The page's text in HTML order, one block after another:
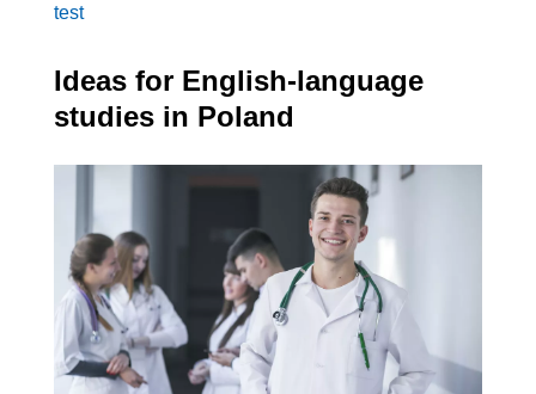
test
Ideas for English-language
studies in Poland